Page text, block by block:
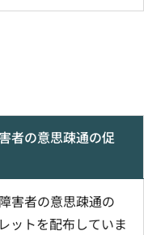
者の意思疎通の促
害者の意思疎通の
ットを配布していま